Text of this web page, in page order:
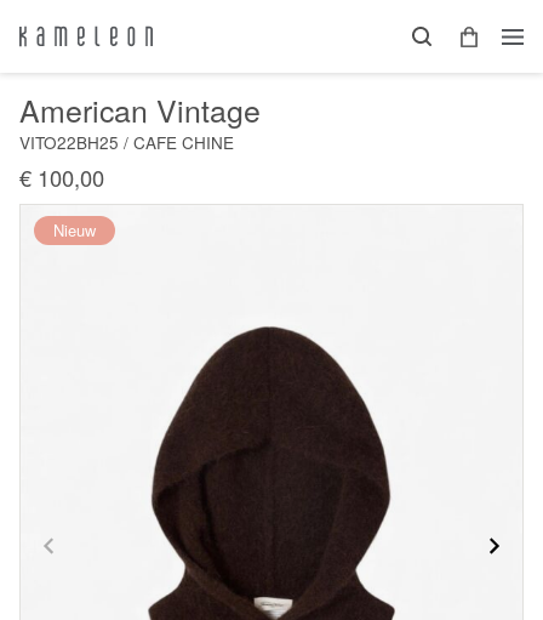
American Vintage
VITO22BH25 / CAFE CHINE
€ 100,00
Nieuw